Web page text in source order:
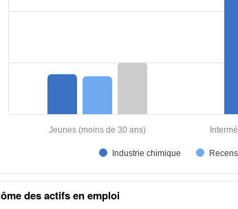
des actifs en emploi